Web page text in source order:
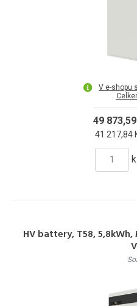
V e-shopu
49
41 217,84
HV battery, T58,